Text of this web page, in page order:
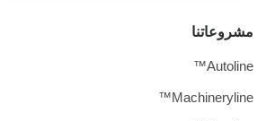
مشروعاتنا
Autoline™
Machineryline™